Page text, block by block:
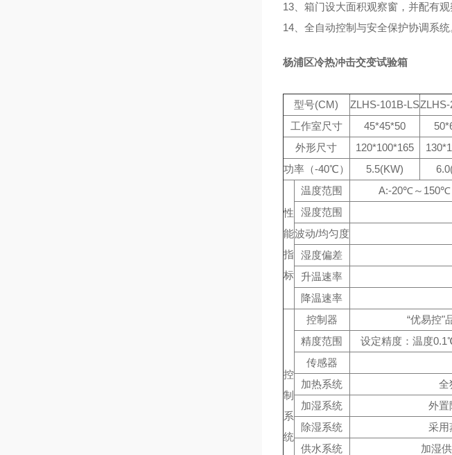
13、箱门设大面积观察窗，并配有
14、全自动控制与安全保护协调系统
杨浦区冷热冲击交变试验箱
型号(CM) ZLHS-101B-LSZLHS-
工作室尺寸
45*45*50
外形尺寸
120*100*165
功率（-40℃）
5.5(KW)
性
能
指
标
温度范围
A:-20℃～
湿度范围
波动/均匀度
湿度偏差
升温速率
降温速率
控
制
系
统
控制器
“优易控"
精度范围
设定精度：温度
传感器
加热系统
全
加湿系统
外置
除湿系统
采用
供水系统
加湿